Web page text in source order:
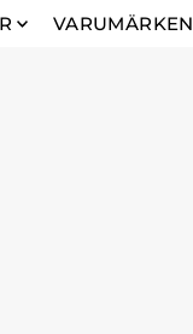
VARUMÄRKEN